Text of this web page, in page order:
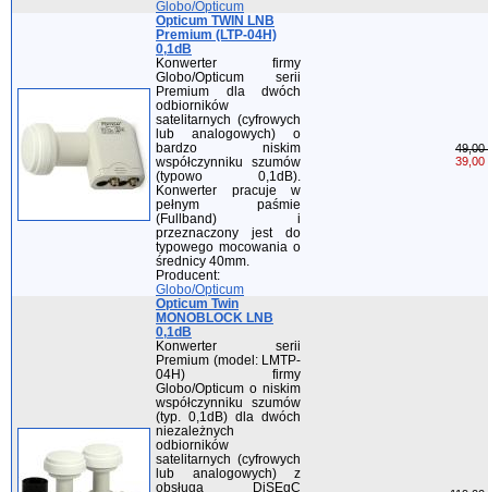
Globo/Opticum
Opticum TWIN LNB
Premium (LTP-04H)
0,1dB
Konwerter firmy
Globo/Opticum serii
Premium dla dwóch
odbiorników
satelitarnych (cyfrowych
lub analogowych) o
bardzo niskim
współczynniku szumów
(typowo 0,1dB).
Konwerter pracuje w
pełnym paśmie
(Fullband) i
przeznaczony jest do
typowego mocowania o
średnicy 40mm.
Producent:
Globo/Opticum
49,00
39,00
Opticum Twin
MONOBLOCK LNB
0,1dB
Konwerter serii
Premium (model: LMTP-
04H) firmy
Globo/Opticum o niskim
współczynniku szumów
(typ. 0,1dB) dla dwóch
niezależnych
odbiorników
satelitarnych (cyfrowych
lub analogowych) z
obsługą DiSEqC